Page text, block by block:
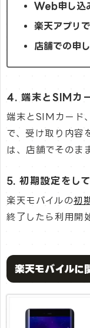
Web申し込
楽天アプリ
店舗での申
4. 端末とSIMカ
端末とSIMカード
で、受け取り内容
は、店舗でそのま
5. 初期設定をし
楽天モバイルの初
終了したら利用開
楽天モバイルに